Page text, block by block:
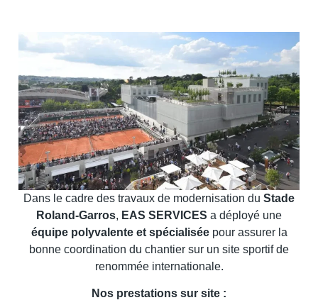
Dans le cadre des travaux de modernisation du Stade
Roland-Garros, EAS SERVICES a déployé une
équipe polyvalente et spécialiséepour assurer la
bonne coordination du chantier sur un site sportif de
renommée internationale.
Nos prestations sur site :